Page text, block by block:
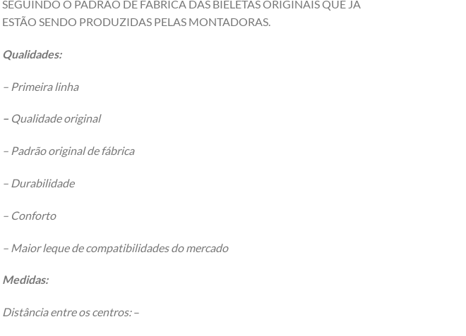
SEGUINDO O PADRÃO DE FÁBRICA DAS BIELETAS ORIGINAIS QUE JÁ
ESTÃO SENDO PRODUZIDAS PELAS MONTADORAS.
Qualidades:
– Primeira linha
– Qualidade original
– Padrão original de fábrica
– Durabilidade
– Conforto
– Maior leque de compatibilidades do mercado
Medidas:
Distância entre os centros:–